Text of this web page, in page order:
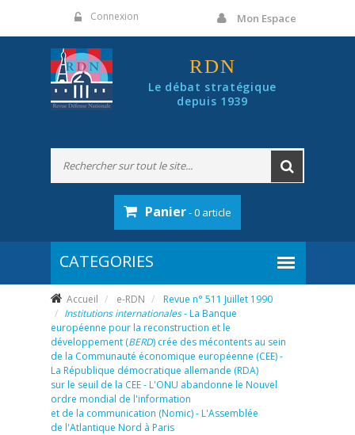
Connexion Mon Espace
RDN
Le débat stratégique
depuis 1939
Panier- 0 article
Accueil e-RDN
Revue n° 511 Juillet 1990
Institutions internationales- La Banque
européenne pour la reconstruction et le
développement (BERD) crée des mécontents au sein
de la Communauté économique européenne (CEE) -
La République démocratique allemande (RDA)
sur le seuil de la CEE - L'ONU abandonne le Nouvel
ordre mondial de l'information
et de la communication (Nomic) - L'Assemblée
de l'Atlantique Nord à Paris